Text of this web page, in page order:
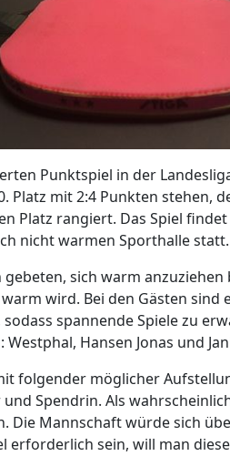
Punktspiel in der
Platz mit 2:4 Punkten stehen,
Platz rangiert. Das Spiel
nicht warmen Sporthalle statt.
gebeten, sich warm
wird. Bei den Gästen sind
spannende Spiele zu
Hansen Jonas und
folgender möglicher
Spendrin. Als
Die Mannschaft würde sich
erforderlich sein, will man